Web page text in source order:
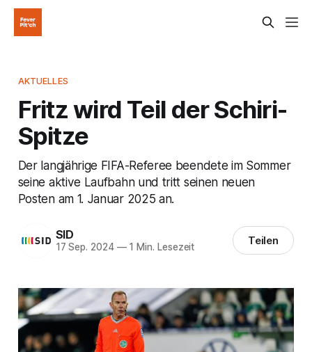
AKTUELLES
Fritz wird Teil der Schiri-
Spitze
Der langjährige FIFA-Referee beendete im Sommer
seine aktive Laufbahn und tritt seinen neuen
Posten am 1. Januar 2025 an.
SID
17 Sep. 2024 —1 Min. Lesezeit Teilen